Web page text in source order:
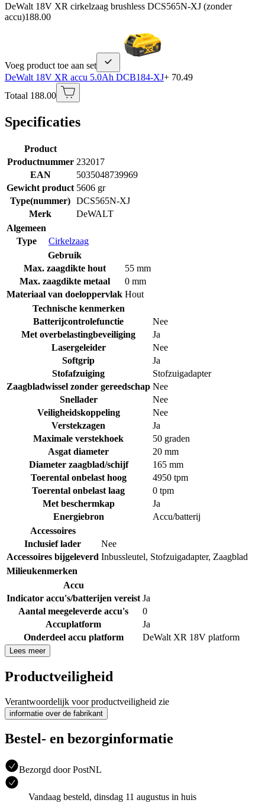
DeWalt 18V XR cirkelzaag brushless DCS565N-XJ (zonder
accu)188.00
Voeg product toe aan set
DeWalt 18V XR accu 5.0Ah DCB184-XJ+ 70.49
Totaal 188.00
Specificaties
Product
Productnummer 232017
EAN
5035048739969
Gewicht product 5606 gr
Type(nummer) DCS565N-XJ
Merk
DeWALT
Algemeen
Type
Cirkelzaag
Gebruik
Max. zaagdikte hout
55 mm
Max. zaagdikte metaal
0 mm
Materiaal van doeloppervlak Hout
Technische kenmerken
Batterijcontrolefunctie
Nee
Met overbelastingbeveiliging
Ja
Lasergeleider
Nee
Softgrip
Ja
Stofafzuiging
Stofzuigadapter
Zaagbladwissel zonder gereedschap Nee
Snellader
Nee
Veiligheidskoppeling
Nee
Verstekzagen
Ja
Maximale verstekhoek
50 graden
Asgat diameter
20 mm
Diameter zaagblad/schijf
165 mm
Toerental onbelast hoog
4950 tpm
Toerental onbelast laag
0 tpm
Met beschermkap
Ja
Energiebron
Accu/batterij
Accessoires
Inclusief lader
Nee
Accessoires bijgeleverd Inbussleutel, Stofzuigadapter, Zaagblad
Milieukenmerken
Accu
Indicator accu's/batterijen vereist Ja
Aantal meegeleverde accu's
0
Accuplatform
Ja
Onderdeel accu platform
DeWalt XR 18V platform
Lees meer
Productveiligheid
Verantwoordelijk voor productveiligheid zie
informatie over de fabrikant
Bestel- en bezorginformatie
Bezorgd door PostNL
Vandaag besteld, dinsdag 11 augustus in huis